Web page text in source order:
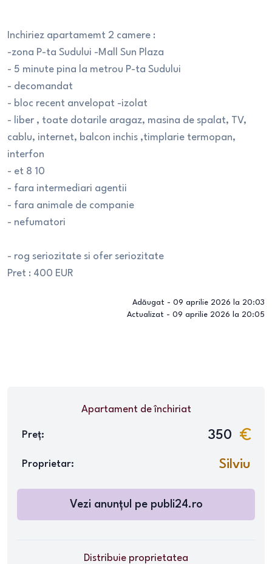
Inchiriez apartamemt 2 camere :
-zona P-ta Sudului -Mall Sun Plaza
- 5 minute pina la metrou P-ta Sudului
- decomandat
- bloc recent anvelopat -izolat
- liber , toate dotarile aragaz, masina de spalat, TV,
cablu, internet, balcon inchis ,timplarie termopan,
interfon
- et 8 10
- fara intermediari agentii
- fara animale de companie
- nefumatori
- rog seriozitate si ofer seriozitate
Pret : 400 EUR
Adăugat - 09 aprilie 2026 la 20:03
Actualizat - 09 aprilie 2026 la 20:05
Apartamentde închiriat
Preț: 350
Proprietar: Silviu
Vezi anunțul pe publi24.ro
Distribuie proprietatea